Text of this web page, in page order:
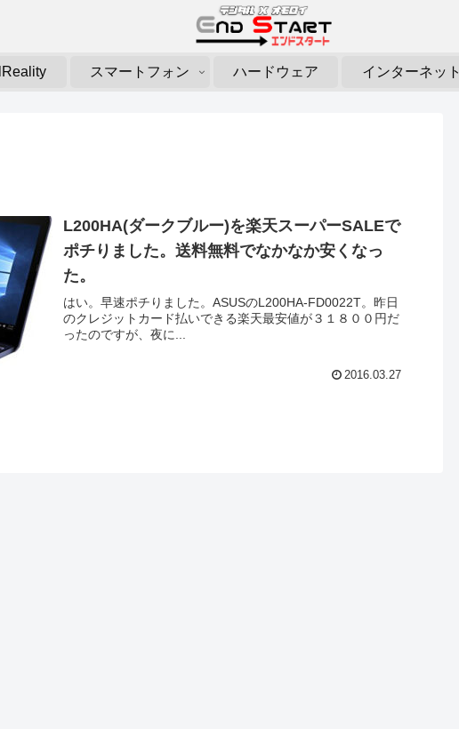
スマートフォン ハードウェア インターネット
L200HA(ダークブルー)を楽天スーパーSALEで
ポチりました。送料無料でなかなか安くなっ
た。
はい。早速ポチりました。ASUSのL200HA-FD0022T。昨日
のクレジットカード払いできる楽天最安値が３１８００円だ
ったのですが、夜に...
2016.03.27